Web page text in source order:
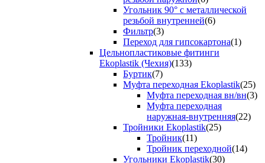
Угольник 90° с металлической
резьбой внутренней(6)
Фильтр(3)
Переход для гипсокартона(1)
Цельнопластиковые фитинги
Ekoplastik (Чехия)(133)
Буртик(7)
Муфта переходная Ekoplastik(25)
Муфта переходная вн/вн(3)
Муфта переходная
наружная-внутренняя(22)
Тройники Ekoplastik(25)
Тройник(11)
Тройник переходной(14)
Угольники Ekoplastik(30)